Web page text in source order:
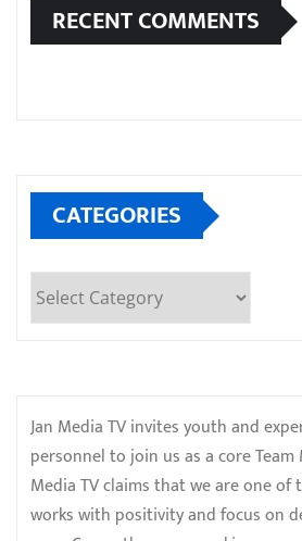
RECENT COMMENTS
CATEGORIES
Categories
Jan Media TV invites youth and
personnel to join us as a core Team
Media TV claims that we are one of
works with positivity and focus on